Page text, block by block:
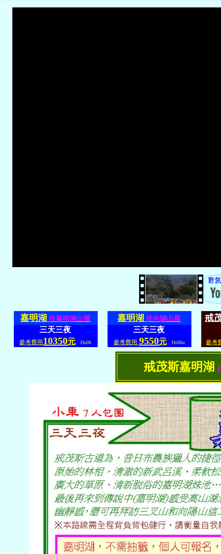
嘉明湖 住嘉明湖山屋
三天三夜
參考費用 10350元 Do06
嘉明湖 住向陽山屋
三天三夜
參考費用 9550元 Do06a
戒
參考
戒茂斯嘉明湖